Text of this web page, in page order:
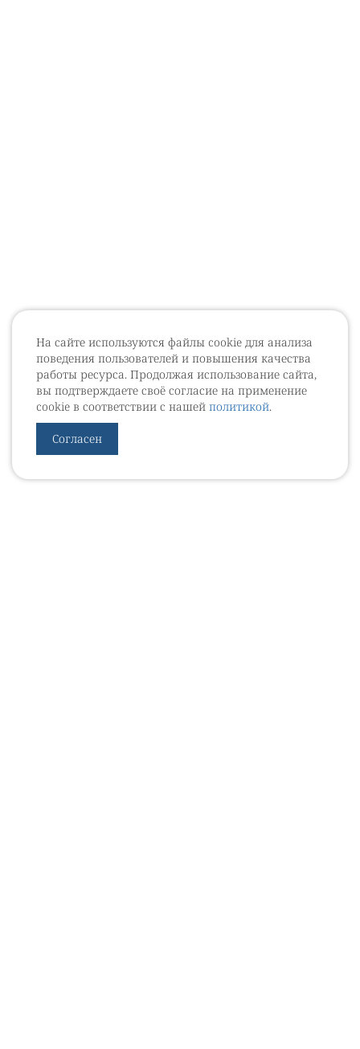
На сайте используются файлы cookie для анализа
поведения пользователей и повышения качества
работы ресурса. Продолжая использование сайта,
вы подтверждаете своё согласие на применение
cookie в соответствии с нашей политикой.
Согласен